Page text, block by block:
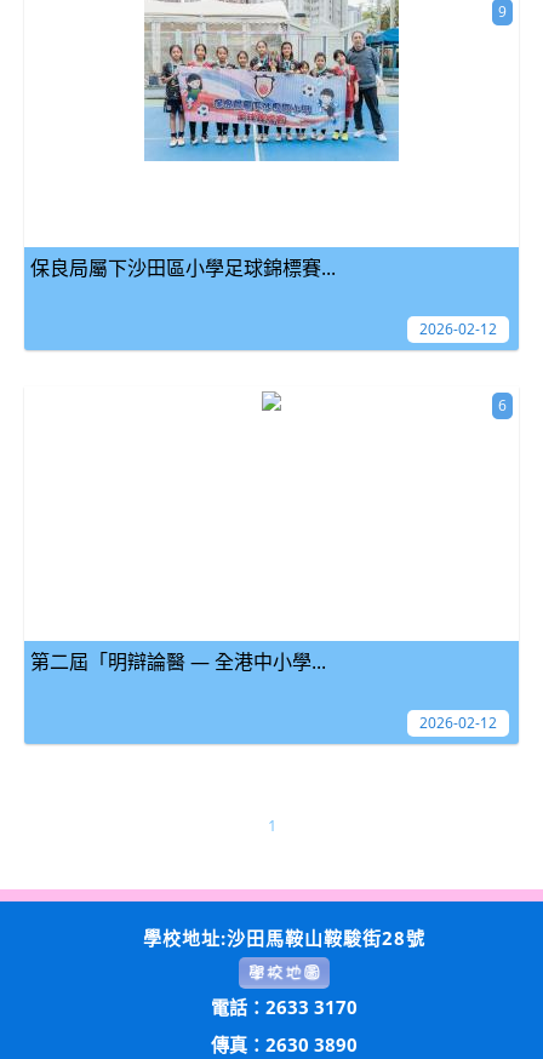
保良局屬下沙田區小學足球錦標賽...
9
2026-02-12
第二屆「明辯論醫 — 全港中小學...
6
2026-02-12
1
學校地址:沙田馬鞍山鞍駿街28號
電話：2633 3170
傳真：2630 3890